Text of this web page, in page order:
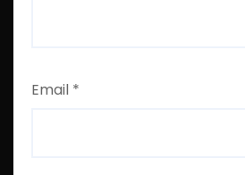
Email *